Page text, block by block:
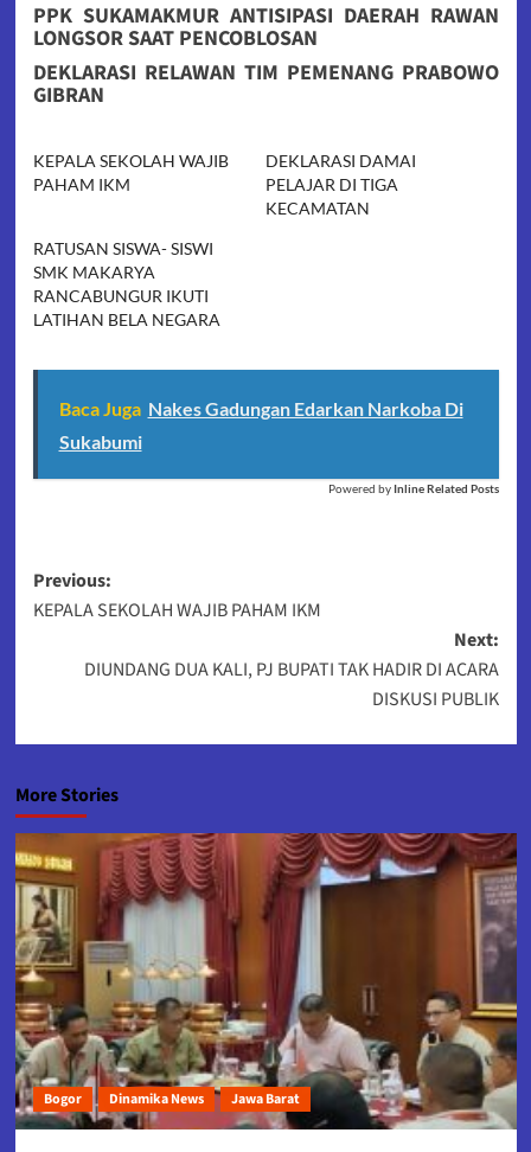
PPK SUKAMAKMUR ANTISIPASI DAERAH RAWAN
LONGSOR SAAT PENCOBLOSAN
DEKLARASI RELAWAN TIM PEMENANG PRABOWO
GIBRAN
KEPALA SEKOLAH WAJIB
PAHAM IKM
DEKLARASI DAMAI
PELAJAR DI TIGA
KECAMATAN
RATUSAN SISWA- SISWI
SMK MAKARYA
RANCABUNGUR IKUTI
LATIHAN BELA NEGARA
Baca Juga Nakes Gadungan Edarkan Narkoba Di
Sukabumi
Powered by Inline Related Posts
Post
navigation
Previous:
KEPALA SEKOLAH WAJIB PAHAM IKM
Next:
DIUNDANG DUA KALI, PJ BUPATI TAK HADIR DI ACARA
DISKUSI PUBLIK
More Stories
Bogor Dinamika News Jawa Barat